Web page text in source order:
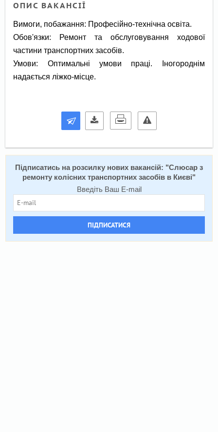
ОПИС ВАКАНСІЇ
Вимоги, побажання: Професійно-технічна освіта.
Обов'язки: Ремонт та обслуговування ходової
частини транспортних засобів.
Умови: Оптимальні умови праці. Іногороднім
надається ліжко-місце.
Підписатись на розсилку нових вакансій: "Слюсар з
ремонту колісних транспортних засобів в Києві"
Введіть Ваш E-mail
ПІДПИСАТИСЯ